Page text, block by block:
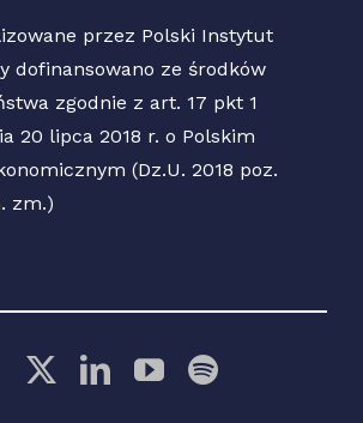
przez Polski Instytut
dofinansowano ze środków
zgodnie z art. 17 pkt 1
20 lipca 2018 r. o Polskim
(Dz.U. 2018 poz.
zm.)